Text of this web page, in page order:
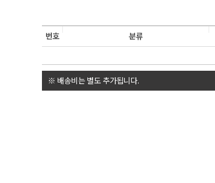
친환경 소이프린팅과 함께합니다
인쇄넷 접수시 무통장입금은 입금확인후 진행합니다
번호
분류
※ 배송비는 별도 추가됩니다.